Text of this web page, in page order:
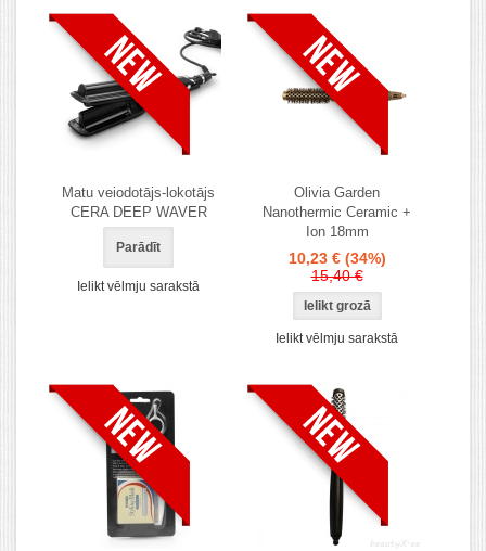
Matu veiodotājs-lokotājs
CERA DEEP WAVER
Parādīt
Ielikt vēlmju sarakstā
Olivia Garden
Nanothermic Ceramic +
Ion 18mm
10,23 € (34%)
15,40 €
Ielikt vēlmju sarakstā